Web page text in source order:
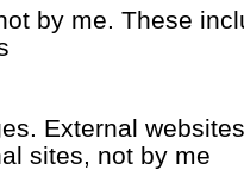
by me. These
External
sites, not by me.